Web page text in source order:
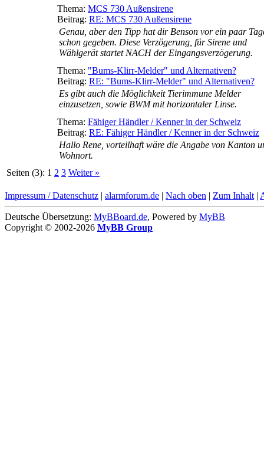
Thema: MCS 730 Außensirene
Beitrag: RE: MCS 730 Außensirene
Genau, aber den Tipp hat dir Benson vor ein paar
schon gegeben. Diese Verzögerung, für Sirene und
Wählgerät startet NACH der Eingangsverzögerung.
Thema: "Bums-Klirr-Melder" und Alternativen?
Beitrag: RE: "Bums-Klirr-Melder" und Alternativen?
Es gibt auch die Möglichkeit Tierimmune Melder
einzusetzen, sowie BWM mit horizontaler Linse.
Thema: Fähiger Händler / Kenner in der Schweiz
Beitrag: RE: Fähiger Händler / Kenner in der Schweiz
Hallo Rene, vorteilhaft wäre die Angabe von Kanton
Wohnort.
Seiten (3): 1 2 3 Weiter »
Impressum / Datenschutz | alarmforum.de | Nach oben | Zum Inhalt |
Deutsche Übersetzung: MyBBoard.de, Powered by MyBB
Copyright © 2002-2026 MyBB Group